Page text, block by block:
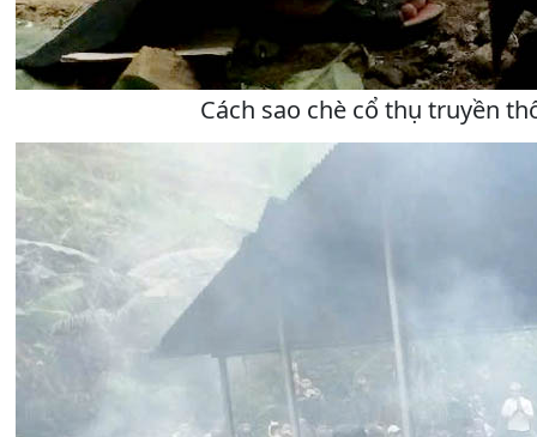
Cách sao chè cổ thụ truyền